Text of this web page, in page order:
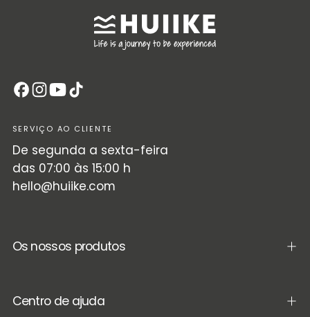
SERVIÇO AO CLIENTE
De segunda a sexta-feira
das 07:00 às 15:00 h
hello@huiike.com
Os nossos produtos
Centro de ajuda